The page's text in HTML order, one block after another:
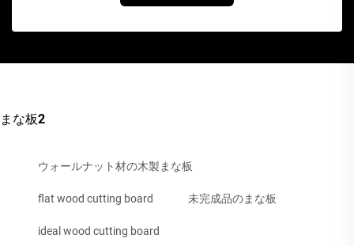
まな板2
ウォールナット材の木製まな板
flat wood cutting board 未完成品のまな板
ideal wood cutting board